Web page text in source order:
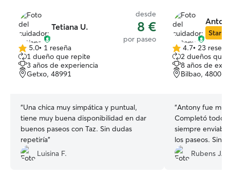
Tetiana U.
desde
8 €
por paseo
5.0
de
5
estrellas
5.0• 1 reseña
1 dueño que repite
3 años de experiencia
Getxo, 48991
“Una chica muy simpática y puntual,
tiene muy buena disponibilidad en dar
buenos paseos con Taz. Sin dudas
repetiría”
Luisina F.
Star
4.7
de
5
estrellas
4.7• 23
2 dueños que
8 años de
Bilbao, 48006
“Antony fue
Completó todos
siempre
los paseos.
servicios. ”
Rubens J.